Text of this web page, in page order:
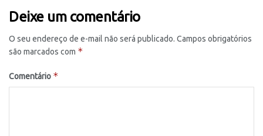
Deixe um comentário
O seu endereço de e-mail não será publicado. Campos obrigatórios
são marcados com *
Comentário *